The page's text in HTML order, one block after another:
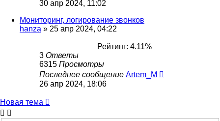
30 апр 2024, 11:02
Мониторинг, логирование звонков
hanza » 25 апр 2024, 04:22
Рейтинг: 4.11%
3 Ответы
6315 Просмотры
Последнее сообщение Artem_M
26 апр 2024, 18:06
Новая тема